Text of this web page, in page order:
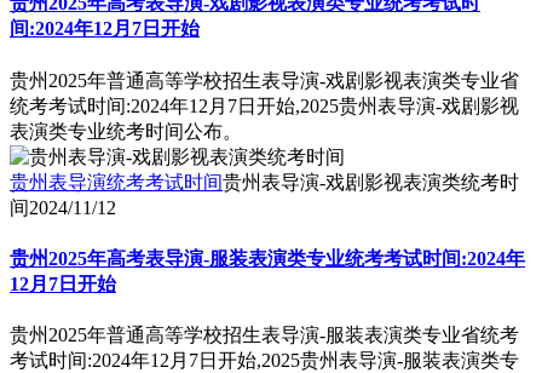
间:2024年12月7日开始
贵州2025年普通高等学校招生表导演-戏剧影视表演类专业省
统考考试时间:2024年12月7日开始,2025贵州表导演-戏剧影视
表演类专业统考时间公布。
贵州表导演统考考试时间贵州表导演-戏剧影视表演类统考时
间2024/11/12
贵州2025年高考表导演-服装表演类专业统考考试时间:2024年
12月7日开始
贵州2025年普通高等学校招生表导演-服装表演类专业省统考
考试时间:2024年12月7日开始,2025贵州表导演-服装表演类专